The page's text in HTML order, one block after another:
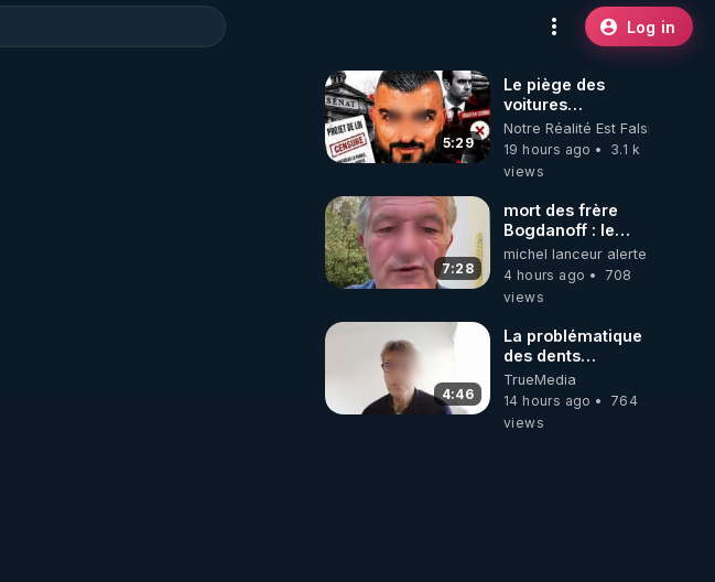
Log in
5:29
Le piège des
voitures
électriques se
referme sur les
usagers !
Notre Réalité Est Falsifiée Et
19 hours ago
3.1 k
views
7:28
mort des frère
Bogdanoff : le
mensonge d état
michel lanceur alerte
4 hours ago
708
views
4:46
La problématique
des dents
dévitalisées et
des implants
TrueMedia
14 hours ago
764
views